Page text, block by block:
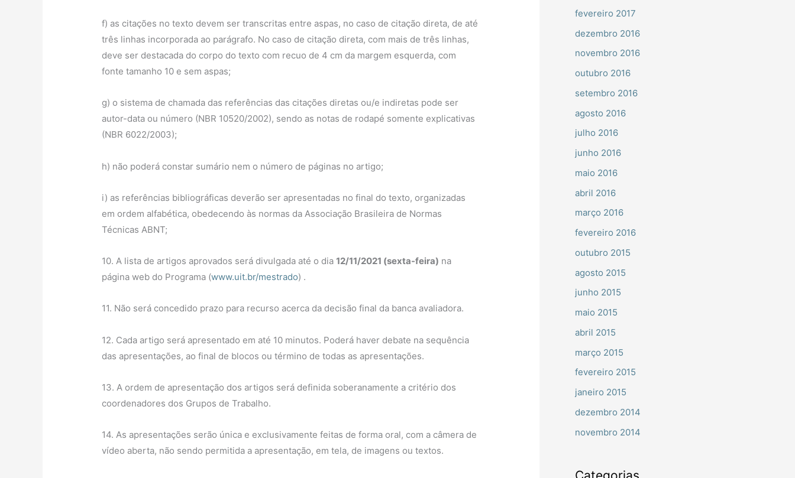
f) as citações no texto devem ser transcritas entre aspas, no caso de citação direta, de até
três linhas incorporada ao parágrafo. No caso de citação direta, com mais de três linhas,
deve ser destacada do corpo do texto com recuo de 4 cm da margem esquerda, com
fonte tamanho 10 e sem aspas;
g) o sistema de chamada das referências das citações diretas ou/e indiretas pode ser
autor-data ou número (NBR 10520/2002), sendo as notas de rodapé somente explicativas
(NBR 6022/2003);
h) não poderá constar sumário nem o número de páginas no artigo;
i) as referências bibliográficas deverão ser apresentadas no final do texto, organizadas
em ordem alfabética, obedecendo às normas da Associação Brasileira de Normas
Técnicas ABNT;
10. A lista de artigos aprovados será divulgada até o dia12/11/2021 (sexta-feira) na
página web do Programa (www.uit.br/mestrado) .
11. Não será concedido prazo para recurso acerca da decisão final da banca avaliadora.
12. Cada artigo será apresentado em até 10 minutos. Poderá haver debate na sequência
das apresentações, ao final de blocos ou término de todas as apresentações.
13. A ordem de apresentação dos artigos será definida soberanamente a critério dos
coordenadores dos Grupos de Trabalho.
14. As apresentações serão única e exclusivamente feitas de forma oral, com a câmera de
vídeo aberta, não sendo permitida a apresentação, em tela, de imagens ou textos.
fevereiro 2017
dezembro 2016
novembro 2016
outubro 2016
setembro 2016
agosto 2016
julho 2016
junho 2016
maio 2016
abril 2016
março 2016
fevereiro 2016
outubro 2015
agosto 2015
junho 2015
maio 2015
abril 2015
março 2015
fevereiro 2015
janeiro 2015
dezembro 2014
novembro 2014